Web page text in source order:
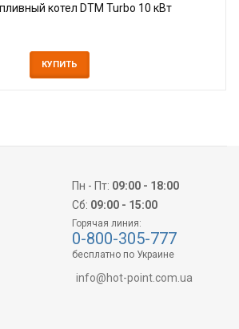
котел DTM Turbo 10 кВт
КУПИТЬ
Пн - Пт: 09:00 - 18:00
Сб: 09:00 - 15:00
Горячая линия:
0-800-305-777
бесплатно по Украине
info@hot-point.com.ua